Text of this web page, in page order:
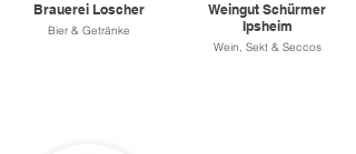
Brauerei Loscher
Bier & Getränke
Weingut Schürmer
Ipsheim
Wein, Sekt & Seccos